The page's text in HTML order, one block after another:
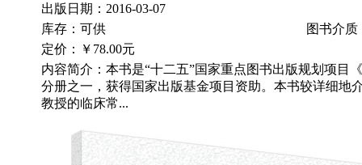
出版日期：2016-03-07
库存：可供
图书介质
定价：
￥78.00元
内容简介：本书是“十二五”国家重点图书出版规划项目
分册之一，获得国家出版基金项目资助。本书较详细地
教授的临床常...